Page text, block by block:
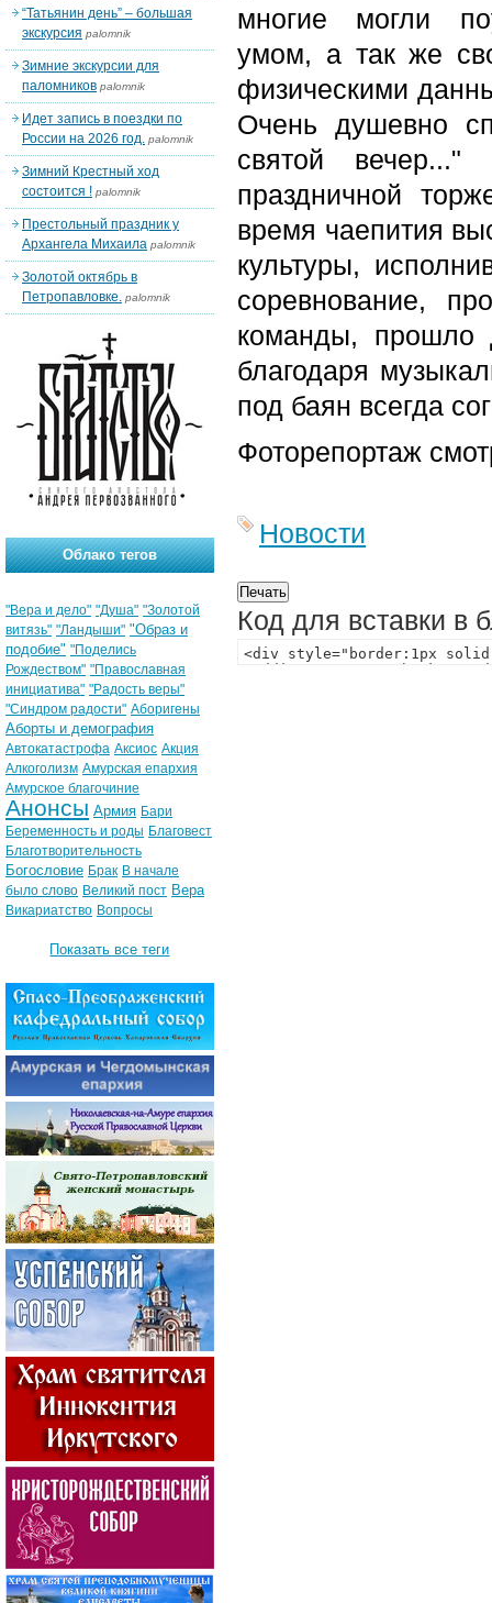
многие могли
умом, а так же
физическими
Очень душевно
святой
праздничной
время чаепития
культуры,
соревнование,
команды, прошло
благодаря
под баян всегда
Фоторепортаж
Новости
Код для вставки в
“Татьянин день” – большая
экскурсия palomnik
Зимние экскурсии для
паломников palomnik
Идет запись в поездки по
России на 2026 год. palomnik
Зимний Крестный ход
состоится ! palomnik
Престольный праздник у
Архангела Михаила palomnik
Золотой октябрь в
Петропавловке. palomnik
Облако тегов
"Вера и дело" "Душа" "Золотой
витязь" "Ландыши" "Образ и
подобие" "Поделись
Рождеством" "Православная
инициатива" "Радость веры"
"Синдром радости" Аборигены
Аборты и демография
Автокатастрофа Аксиос Акция
Алкоголизм Амурская епархия
Амурское благочиние
Анонсы Армия Бари
Беременность и роды Благовест
Благотворительность
Богословие Брак В начале
было слово Великий пост Вера
Викариатство Вопросы
Показать все теги